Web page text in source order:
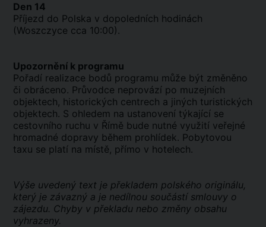
Den 14
Příjezd do Polska v dopoledních hodinách
(Woszczyce cca 10:00).
Upozornění k programu
Pořadí realizace bodů programu může být změněno
či obráceno. Průvodce neprovází po muzejních
objektech, historických centrech a jiných turistických
objektech. S ohledem na ustanovení týkající se
cestovního ruchu v Římě bude nutné využití veřejné
hromadné dopravy během prohlídek. Pobytovou
taxu se platí na místě, přímo v hotelech.
Výše uvedený text je překladem polského originálu,
který je závazný a je nedílnou součástí smlouvy o
zájezdu. Chyby v překladu nebo změny obsahu
vyhrazeny.